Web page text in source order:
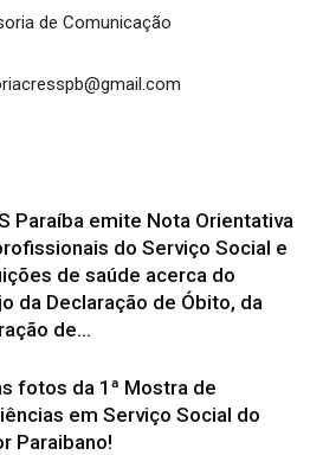
de Comunicação
Paraíba emite Nota Orientativa
do Serviço Social e
de saúde acerca do
da Declaração de Óbito, da
de...
fotos da 1ª Mostra de
em Serviço Social do
Paraibano!